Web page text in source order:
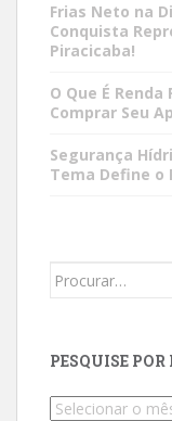
Frias Neto na
Conquista
Piracicaba!
O Que É
Comprar Seu
Segurança
Tema Define o
Search
PESQUISE POR
Pesquise